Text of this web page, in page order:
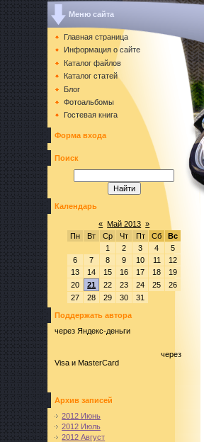
Меню сайта
Главная страница
Информация о сайте
Каталог файлов
Каталог статей
Блог
Фотоальбомы
Гостевая книга
Форма входа
Поиск
Календарь
« Май 2013 »
Пн
Вт Ср Чт Пт Сб
Вс
1
2 3 4
5
6
7 8 9 10 11
12
13
14 15 16 17 18
19
20
21 22 23 24 25
26
27
28 29 30 31
Поддержать автора
через Яндекс-деньги
через
Visa и MasterCard
Архив записей
2012 Июнь
2012 Июль
2012 Август